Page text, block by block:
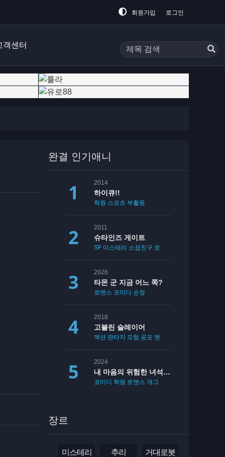
회원가입 로그인
객센터
완결 인기애니
2014
하이큐!!
학원 스포츠 부활동
2011
슈타인즈 게이트
SF 미스테리 소꿉친구 로맨스
2026
타몬 군 지금 어느 쪽?
로맨스 코미디 순정
2018
고블린 슬레이어
액션 판타지 모험 공포 멘붕
2024
내 마음의 위험한 녀석 2기
코미디 학원 로맨스 개그
장르
미스테리 추리 거대로봇